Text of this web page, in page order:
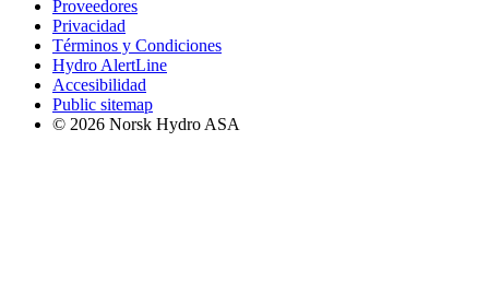
Proveedores
Privacidad
Términos y Condiciones
Hydro AlertLine
Accesibilidad
Public sitemap
© 2026 Norsk Hydro ASA